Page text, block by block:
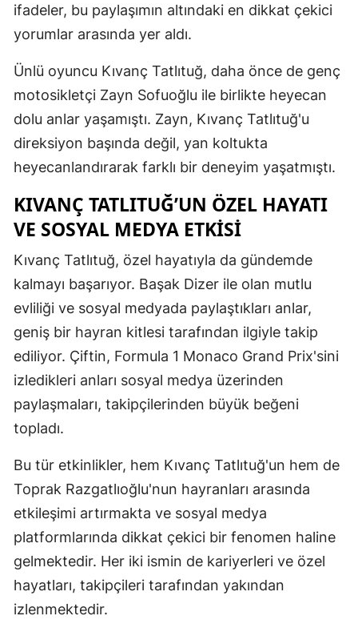
Muğla
Muş
Niğde
Ordu
Sakarya
Samsun
Siirt
Sivas
Tokat
Tunceli
ifadeler, bu paylaşımın altındaki en dikkat çekici
yorumlar arasında yer aldı.
Ünlü oyuncu Kıvanç Tatlıtuğ, daha önce de genç
motosikletçi Zayn Sofuoğlu ile birlikte heyecan
dolu anlar yaşamıştı. Zayn, Kıvanç Tatlıtuğ'u
direksiyon başında değil, yan koltukta
heyecanlandırarak farklı bir deneyim yaşatmıştı.
KIVANÇ TATLITUĞ’UN ÖZEL HAYATI
VE SOSYAL MEDYA ETKISI
Kıvanç Tatlıtuğ, özel hayatıyla da gündemde
kalmayı başarıyor. Başak Dizer ile olan mutlu
evliliği ve sosyal medyada paylaştıkları anlar,
geniş bir hayran kitlesi tarafından ilgiyle takip
ediliyor. Çiftin, Formula 1 Monaco Grand Prix'sini
izledikleri anları sosyal medya üzerinden
paylaşmaları, takipçilerinden büyük beğeni
topladı.
Bu tür etkinlikler, hem Kıvanç Tatlıtuğ'un hem de
Toprak Razgatlıoğlu'nun hayranları arasında
etkileşimi artırmakta ve sosyal medya
platformlarında dikkat çekici bir fenomen haline
gelmektedir. Her iki ismin de kariyerleri ve özel
hayatları, takipçileri tarafından yakından
izlenmektedir.